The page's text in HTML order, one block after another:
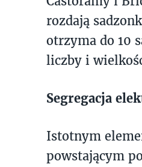
rozdają
otrzyma do 10
liczby i
Segregacja
Istotnym
powstającym